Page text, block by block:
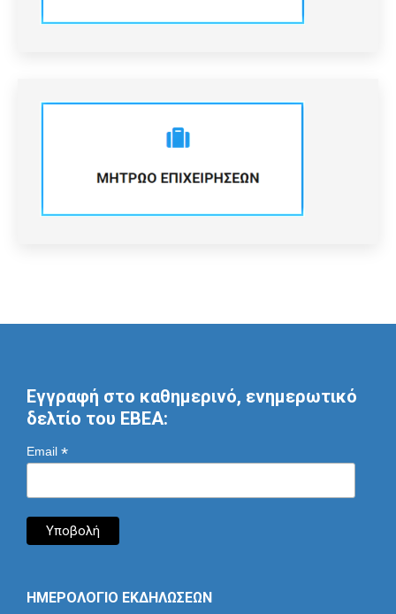
Εγγραφή στο καθημερινό, ενημερωτικό
δελτίο του ΕΒΕΑ:
Email *
ΗΜΕΡΟΛΟΓΙΟ ΕΚΔΗΛΩΣΕΩΝ